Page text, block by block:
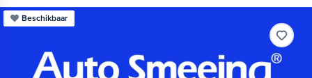
Beschikbaar